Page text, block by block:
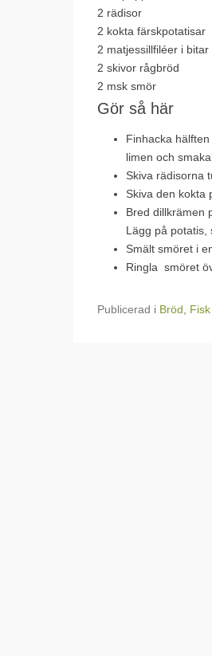
2 rädisor
2 kokta färskpotatisar
2 matjessillfiléer i bitar
2 skivor rågbröd
2 msk smör
Gör så här
Finhacka
limen och
Skiva rädisorna
Skiva den kokta
Bred dillkrämen
Lägg på potatis,
Smält smöret i
Ringla smöret
Publicerad i Bröd Fisk